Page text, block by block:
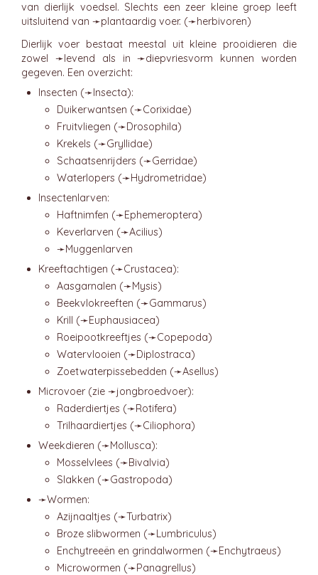
van dierlijk voedsel. Slechts een zeer kleine groep leeft
uitsluitend van ➛plantaardig voer. (➛herbivoren)
Dierlijk voer bestaat meestal uit kleine prooidieren die
zowel ➛levend als in ➛diepvriesvorm kunnen worden
gegeven. Een overzicht:
Insecten (➛Insecta):
Duikerwantsen (➛Corixidae)
Fruitvliegen (➛Drosophila)
Krekels (➛Gryllidae)
Schaatsenrijders (➛Gerridae)
Waterlopers (➛Hydrometridae)
Insectenlarven:
Haftnimfen (➛Ephemeroptera)
Keverlarven (➛Acilius)
➛Muggenlarven
Kreeftachtigen (➛Crustacea):
Aasgarnalen (➛Mysis)
Beekvlokreeften (➛Gammarus)
Krill (➛Euphausiacea)
Roeipootkreeftjes (➛Copepoda)
Watervlooien (➛Diplostraca)
Zoetwaterpissebedden (➛Asellus)
Microvoer (zie ➛jongbroedvoer):
Raderdiertjes (➛Rotifera)
Trilhaardiertjes (➛Ciliophora)
Weekdieren (➛Mollusca):
Mosselvlees (➛Bivalvia)
Slakken (➛Gastropoda)
➛Wormen:
Azijnaaltjes (➛Turbatrix)
Broze slibwormen (➛Lumbriculus)
Enchytreeën en grindalwormen (➛Enchytraeus)
Microwormen (➛Panagrellus)